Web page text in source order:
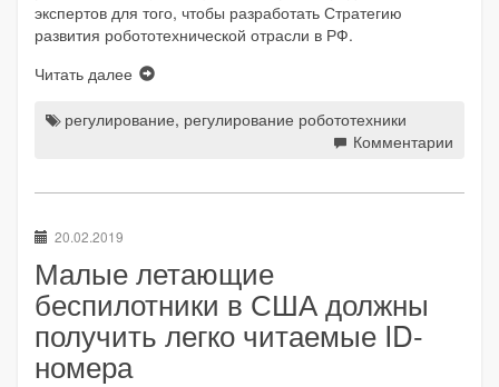
экспертов для того, чтобы разработать Стратегию
развития робототехнической отрасли в РФ.
Читать далее
регулирование, регулирование робототехники
Комментарии
20.02.2019
Малые летающие
беспилотники в США должны
получить легко читаемые ID-
номера